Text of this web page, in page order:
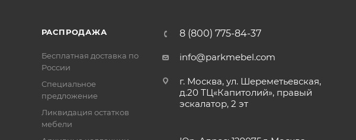
РАСПРОДАЖА
Бесплатная доставка по
России
Специальное
предложение
Ликвидация остатков
мебели
8 (800) 775-84-37
info@parkmebel.com
г. Москва, ул. Шереметьевская,
д.20 ТЦ«Капитолий», правый
эскалатор, 2 эт